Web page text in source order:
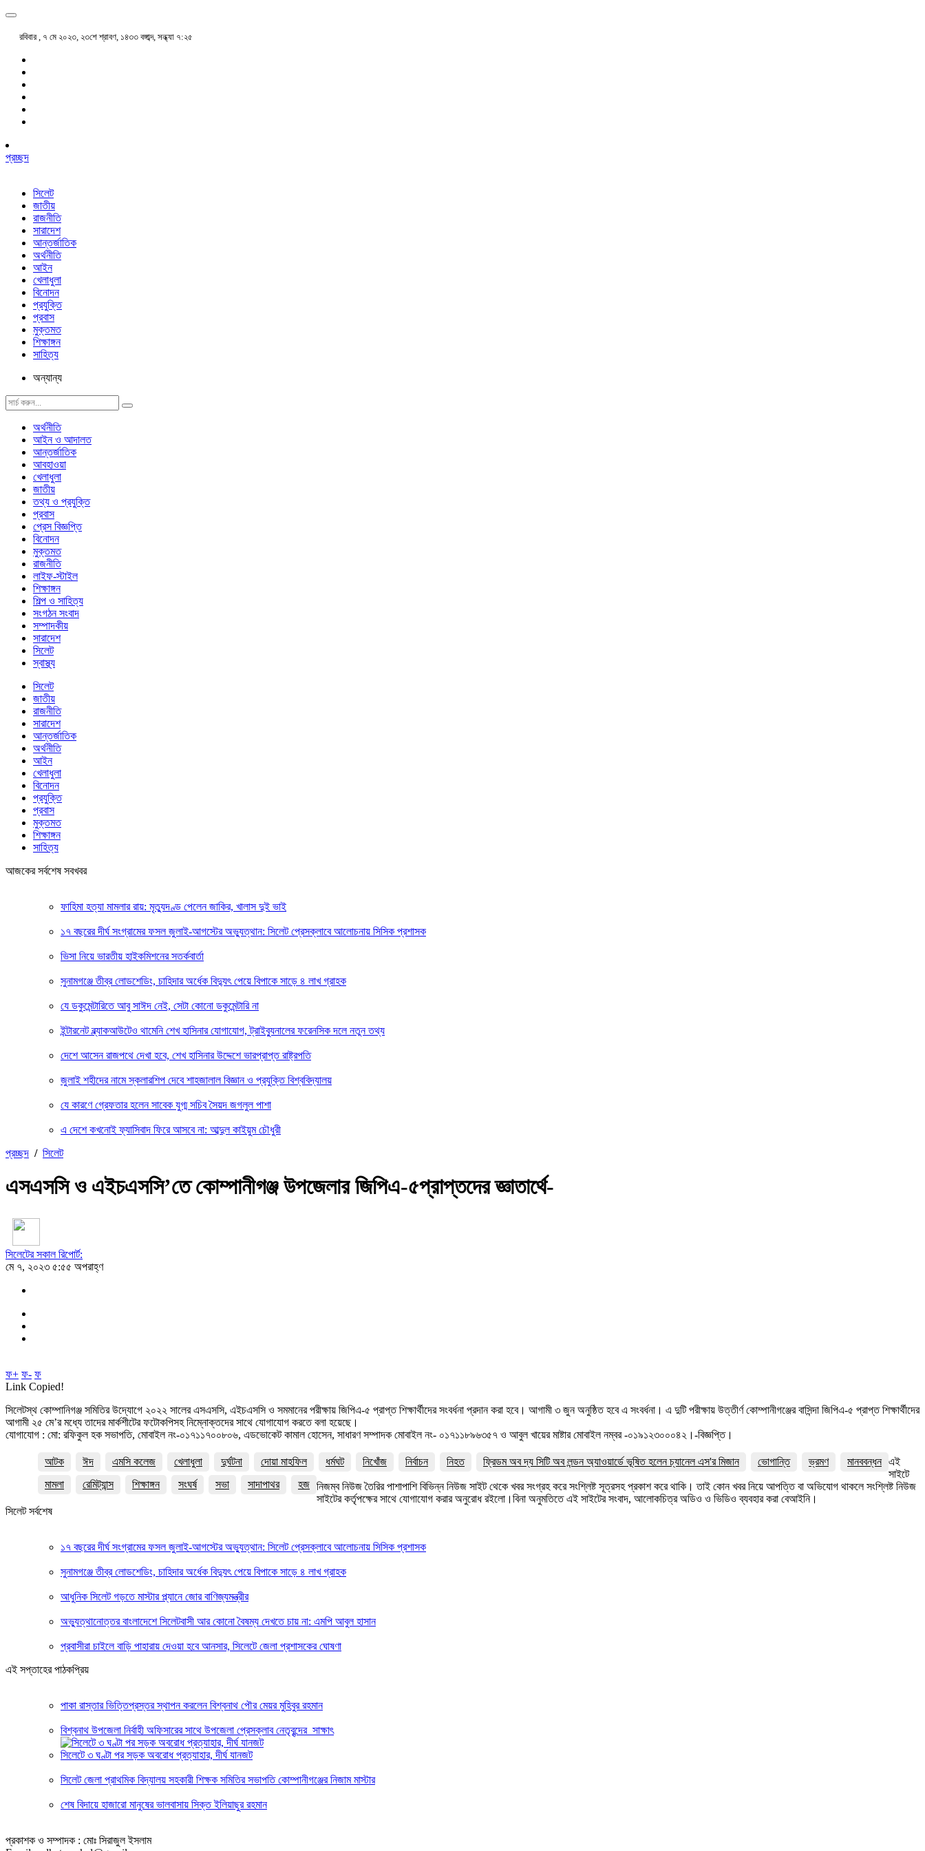
রবিবার , ৭ মে ২০২৩, ২৩শে শ্রাবণ, ১৪৩৩ বঙ্গাব্দ, সন্ধ্যা ৭:২৫
প্রচ্ছদ
সিলেট
জাতীয়
রাজনীতি
সারাদেশ
আন্তর্জাতিক
অর্থনীতি
আইন
খেলাধুলা
বিনোদন
প্রযুক্তি
প্রবাস
মুক্তমত
শিক্ষাঙ্গন
সাহিত্য
অন্যান্য
অর্থনীতি
আইন ও আদালত
আন্তর্জাতিক
আবহাওয়া
খেলাধুলা
জাতীয়
তথ্য ও প্রযুক্তি
প্রবাস
প্রেস বিজ্ঞপ্তি
বিনোদন
মুক্তমত
রাজনীতি
লাইফ-স্টাইল
শিক্ষাঙ্গন
শিল্প ও সাহিত্য
সংগঠন সংবাদ
সম্পাদকীয়
সারাদেশ
সিলেট
স্বাস্থ্য
সিলেট
জাতীয়
রাজনীতি
সারাদেশ
আন্তর্জাতিক
অর্থনীতি
আইন
খেলাধুলা
বিনোদন
প্রযুক্তি
প্রবাস
মুক্তমত
শিক্ষাঙ্গন
সাহিত্য
আজকের সর্বশেষ সবখবর
ফাহিমা হত্যা মামলার রায়: মৃত্যুদণ্ড পেলেন জাকির, খালাস দুই ভাই
১৭ বছরের দীর্ঘ সংগ্রামের ফসল জুলাই-আগস্টের অভ্যুত্থান: সিলেট প্রেসক্লাবে আলোচনায় সিসিক প্রশাসক
ভিসা নিয়ে ভারতীয় হাইকমিশনের সতর্কবার্তা
সুনামগঞ্জে তীব্র লোডশেডিং, চাহিদার অর্ধেক বিদ্যুৎ পেয়ে বিপাকে সাড়ে ৪ লাখ গ্রাহক
যে ডকুমেন্টারিতে আবু সাঈদ নেই, সেটা কোনো ডকুমেন্টারি না
ইন্টারনেট ব্ল্যাকআউটেও থামেনি শেখ হাসিনার যোগাযোগ, ট্রাইব্যুনালের ফরেনসিক দলে নতুন তথ্য
দেশে আসেন রাজপথে দেখা হবে, শেখ হাসিনার উদ্দেশে ভারপ্রাপ্ত রাষ্ট্রপতি
জুলাই শহীদের নামে স্কলারশিপ দেবে শাহজালাল বিজ্ঞান ও প্রযুক্তি বিশ্ববিদ্যালয়
যে কারণে গ্রেফতার হলেন সাবেক যুগ্ম সচিব সৈয়দ জগলুল পাশা
এ দেশে কখনোই ফ্যাসিবাদ ফিরে আসবে না: আব্দুল কাইয়ুম চৌধুরী
প্রচ্ছদ / সিলেট
এসএসসি ও এইচএসসি’তে কোম্পানীগঞ্জ উপজেলার জিপিএ-৫প্রাপ্তদের জ্ঞাতার্থে-
সিলেটের সকাল রিপোর্ট:
মে ৭, ২০২৩ ৫:৫৫ অপরাহ্ণ
ফ+ ফ- ফ
Link Copied!
সিলেটস্থ কোম্পানিগঞ্জ সমিতির উদ্যোগে ২০২২ সালের এসএসসি, এইচএসসি ও সমমানের পরীক্ষায় জিপিএ-৫ প্রাপ্ত শিক্ষার্থীদের সংবর্ধনা প্রদান করা হবে। আগামী ৩ জুন অনুষ্ঠিত হবে এ সংবর্ধনা। এ দুটি পরীক্ষায় উত্তীর্ণ কোম্পানীগঞ্জের বাসিন্দা জিপিএ-৫ প্রাপ্ত শিক্ষার্থীদের
আগামী ২৫ মে’র মধ্যে তাদের মার্কশীটের ফটোকপিসহ নিম্নোক্তদের সাথে যোগাযোগ করতে বলা হয়েছে।
যোগাযোগ : মো: রফিকুল হক সভাপতি, মোবাইল নং-০১৭১১৭০০৮০৬, এডভোকেট কামাল হোসেন, সাধারণ সম্পাদক মোবাইল নং- ০১৭১১৮৯৬৩৫৭ ও আবুল খায়ের মাষ্টার মোবাইল নম্বর -০১৯১২৩০০০৪২।-বিজ্ঞপ্তি।
আটক ঈদ এমসি কলেজ খেলাধুলা দুর্ঘটনা দোয়া মাহফিল ধর্মঘট নিখোঁজ নির্বাচন নিহত ফ্রিডম অব দ্য সিটি অব লন্ডন অ্যাওয়ার্ডে ভূষিত হলেন চ্যানেল এস'র মিজান ভোগান্তি ভ্রমণ
মানববন্ধন
মামলা
রেমিট্যান্স শিক্ষাঙ্গন সংঘর্ষ সভা সাদাপাথর হজ
এই
সাইটে
নিজম্ব নিউজ তৈরির পাশাপাশি বিভিন্ন নিউজ সাইট থেকে খবর সংগ্রহ করে সংশ্লিষ্ট সূত্রসহ প্রকাশ করে থাকি। তাই কোন খবর নিয়ে আপত্তি বা অভিযোগ থাকলে সংশ্লিষ্ট নিউজ
সাইটের কর্তৃপক্ষের সাথে যোগাযোগ করার অনুরোধ রইলো।বিনা অনুমতিতে এই সাইটের সংবাদ, আলোকচিত্র অডিও ও ভিডিও ব্যবহার করা বেআইনি।
সিলেট সর্বশেষ
১৭ বছরের দীর্ঘ সংগ্রামের ফসল জুলাই-আগস্টের অভ্যুত্থান: সিলেট প্রেসক্লাবে আলোচনায় সিসিক প্রশাসক
সুনামগঞ্জে তীব্র লোডশেডিং, চাহিদার অর্ধেক বিদ্যুৎ পেয়ে বিপাকে সাড়ে ৪ লাখ গ্রাহক
আধুনিক সিলেট গড়তে মাস্টার প্ল্যানে জোর বাণিজ্যমন্ত্রীর
অভ্যুত্থানোত্তর বাংলাদেশে সিলেটবাসী আর কোনো বৈষম্য দেখতে চায় না: এমপি আবুল হাসান
প্রবাসীরা চাইলে বাড়ি পাহারায় দেওয়া হবে আনসার, সিলেটে জেলা প্রশাসকের ঘোষণা
এই সপ্তাহের পাঠকপ্রিয়
পাকা রাস্তার ভিত্তিপ্রস্তর স্থাপন করলেন বিশ্বনাথ পৌর মেয়র মুহিবুর রহমান
বিশ্বনাথ উপজেলা নির্বাহী অফিসারের সাথে উপজেলা প্রেসক্লাব নেতৃবৃন্দের সাক্ষাৎ
সিলেটে ৩ ঘণ্টা পর সড়ক অবরোধ প্রত্যাহার, দীর্ঘ যানজট
সিলেট জেলা প্রাথমিক বিদ্যালয় সহকারী শিক্ষক সমিতির সভাপতি কোম্পানীগঞ্জের নিজাম মাস্টার
শেষ বিদায়ে হাজারো মানুষের ভালবাসায় সিক্ত ইলিয়াছুর রহমান
প্রকাশক ও সম্পাদক : মোঃ সিরাজুল ইসলাম